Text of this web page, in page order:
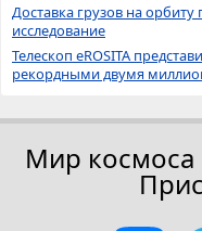
Доставка грузов на орбиту
исследование
Телескоп eROSITA
рекордными двумя
Мир космоса